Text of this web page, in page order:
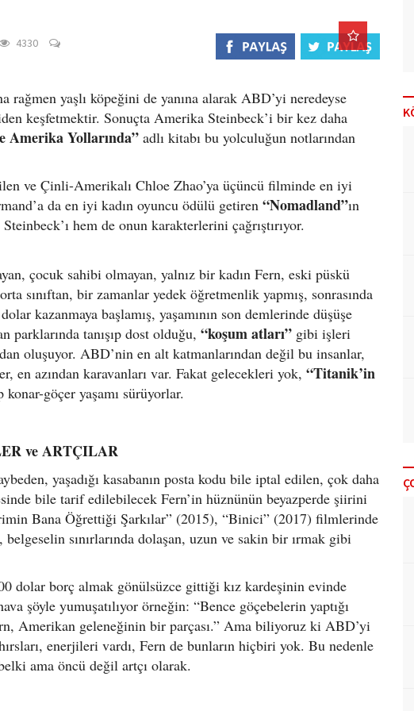
4330
rağmen yaşlı köpeğini de yanına alarak ABD’yi neredeyse
keşfetmektir. Sonuçta Amerika Steinbeck’i bir kez daha
Amerika Yollarında” adlı kitabı bu yolculuğun notlarından
ve Çinli-Amerikalı Chloe Zhao’ya üçüncü filminde en iyi
da en iyi kadın oyuncu ödülü getiren “Nomadland”ın
hem de onun karakterlerini çağrıştırıyor.
çocuk sahibi olmayan, yalnız bir kadın Fern, eski püskü
sınıftan, bir zamanlar yedek öğretmenlik yapmış, sonrasında
kazanmaya başlamış, yaşamının son demlerinde düşüşe
parklarında tanışıp dost olduğu, “koşum atları” gibi işleri
oluşuyor. ABD’nin en alt katmanlarından değil bu insanlar,
en azından karavanları var. Fakat gelecekleri yok, “Titanik’in
göçer yaşamı sürüyorlar.
ve ARTÇILAR
yaşadığı kasabanın posta kodu bile iptal edilen, çok daha
bile tarif edilebilecek Fern’in hüznünün beyazperde şiirini
Bana Öğrettiği Şarkılar” (2015), “Binici” (2017) filmlerinde
sınırlarında dolaşan, uzun ve sakin bir ırmak gibi
dolar borç almak gönülsüzce gittiği kız kardeşinin evinde
şöyle yumuşatılıyor örneğin: “Bence göçebelerin yaptığı
Amerikan geleneğinin bir parçası.” Ama biliyoruz ki ABD’yi
enerjileri vardı, Fern de bunların hiçbiri yok. Bu nedenle
ama öncü değil artçı olarak.